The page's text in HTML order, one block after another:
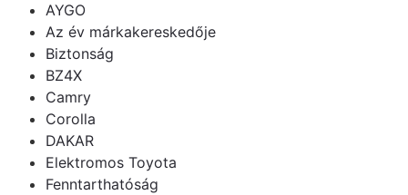
AYGO
Az év márkakereskedője
Biztonság
BZ4X
Camry
Corolla
DAKAR
Elektromos Toyota
Fenntarthatóság